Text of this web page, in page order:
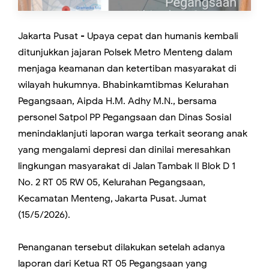
Jakarta Pusat - Upaya cepat dan humanis kembali
ditunjukkan jajaran Polsek Metro Menteng dalam
menjaga keamanan dan ketertiban masyarakat di
wilayah hukumnya. Bhabinkamtibmas Kelurahan
Pegangsaan, Aipda H.M. Adhy M.N., bersama
personel Satpol PP Pegangsaan dan Dinas Sosial
menindaklanjuti laporan warga terkait seorang anak
yang mengalami depresi dan dinilai meresahkan
lingkungan masyarakat di Jalan Tambak II Blok D 1
No. 2 RT 05 RW 05, Kelurahan Pegangsaan,
Kecamatan Menteng, Jakarta Pusat. Jumat
(15/5/2026).
Penanganan tersebut dilakukan setelah adanya
laporan dari Ketua RT 05 Pegangsaan yang